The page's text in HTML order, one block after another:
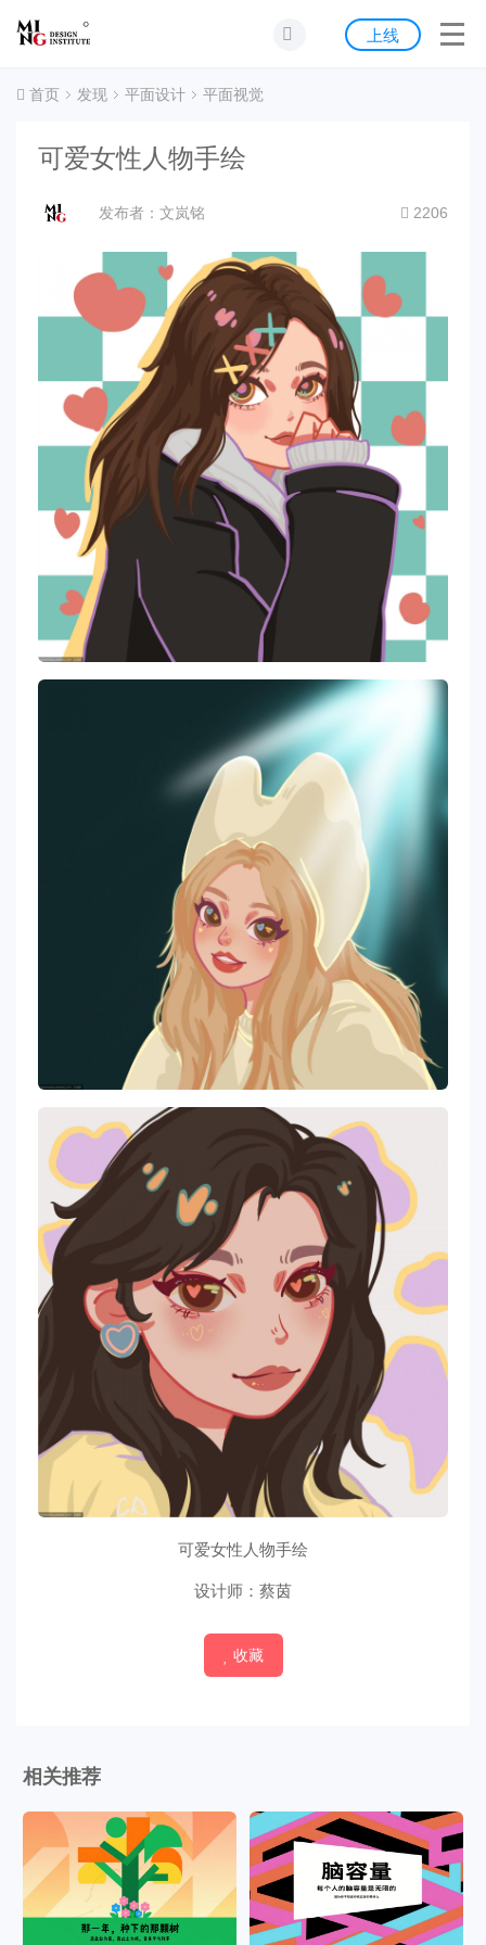
发现
公告
关于我们
上线
首页 发现 平面设计 平面视觉
可爱女性人物手绘
发布者：文岚铭 2206
可爱女性人物手绘
设计师：蔡茵
收藏
相关推荐